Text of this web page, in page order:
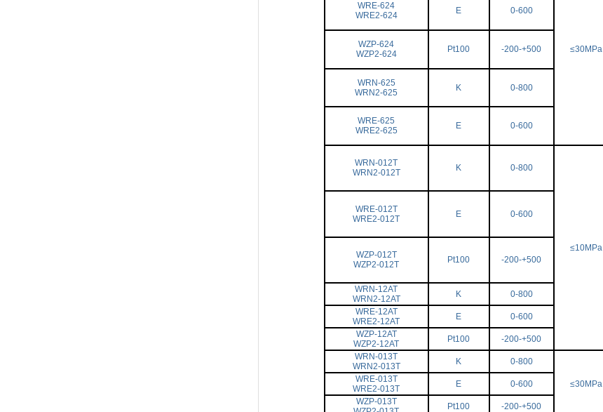
≤30MPa
WRE-624
WRE2-624
E 0-600
WZP-624
WZP2-624
Pt100 -200-+500
WRN-625
WRN2-625
K
0-800
WRE-625
WRE2-625
E 0-600
WRN-012T
WRN2-012T
K 0-800
≤10MPa
WRE-012T
WRE2-012T
E 0-600
WZP-012T
WZP2-012T
Pt100 -200-+500
WRN-12AT
WRN2-12AT
K
0-800
WRE-12AT
WRE2-12AT
E
0-600
WZP-12AT
WZP2-12AT
Pt100
-200-+500
WRN-013T
WRN2-013T
K 0-800
≤30MPa
WRE-013T
WRE2-013T
E
0-600
WZP-013T
Pt100
-200-+500